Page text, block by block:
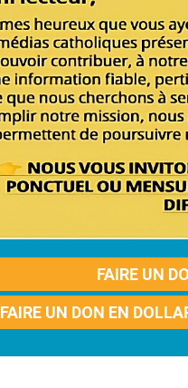
FAIRE UN
FAIRE UN DON EN